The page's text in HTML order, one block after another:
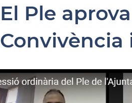
El Ple
Convivència